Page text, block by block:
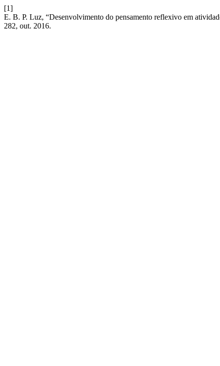
[1]
E. B. P. Luz, “Desenvolvimento do pensamento reflexivo em
282, out. 2016.